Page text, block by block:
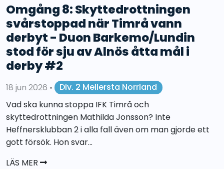
Omgång 8: Skyttedrottningen
svårstoppad när Timrå vann
derbyt - Duon Barkemo/Lundin
stod för sju av Alnös åtta mål i
derby #2
18 jun 2026 •
Div. 2 Mellersta Norrland
Vad ska kunna stoppa IFK Timrå och
skyttedrottningen Mathilda Jonsson? Inte
Heffnersklubban 2 i alla fall även om man gjorde ett
gott försök. Hon svar...
LÄS MER